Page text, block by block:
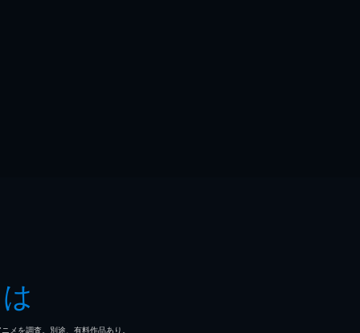
を調査。別途、有料作品あり。